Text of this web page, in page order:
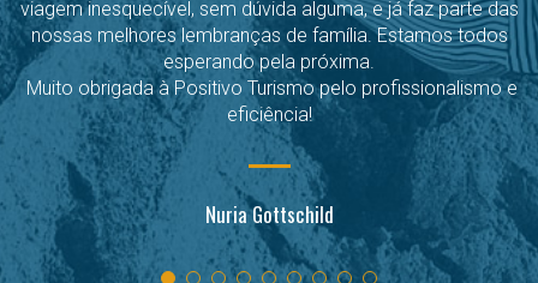
viagem inesquecível, sem dúvida alguma, e já faz parte das
nossas melhores lembranças de família. Estamos todos
esperando pela próxima.
Muito obrigada à Positivo Turismo pelo profissionalismo e
eficiência!
Nuria Gottschild